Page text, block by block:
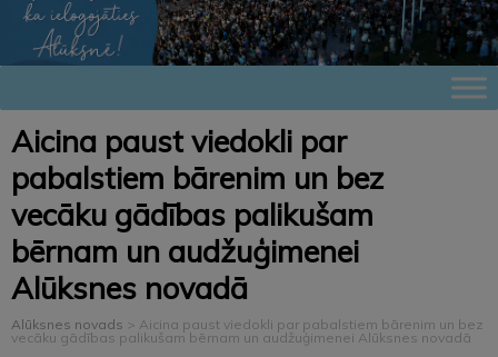
Aicina paust viedokli par
pabalstiem bārenim un bez
vecāku gādības palikušam
bērnam un audžuģimenei
Alūksnes novadā
Alūksnes novads > Aicina paust viedokli par pabalstiem bārenim un bez
vecāku gādības palikušam bērnam un audžuģimenei Alūksnes novadā